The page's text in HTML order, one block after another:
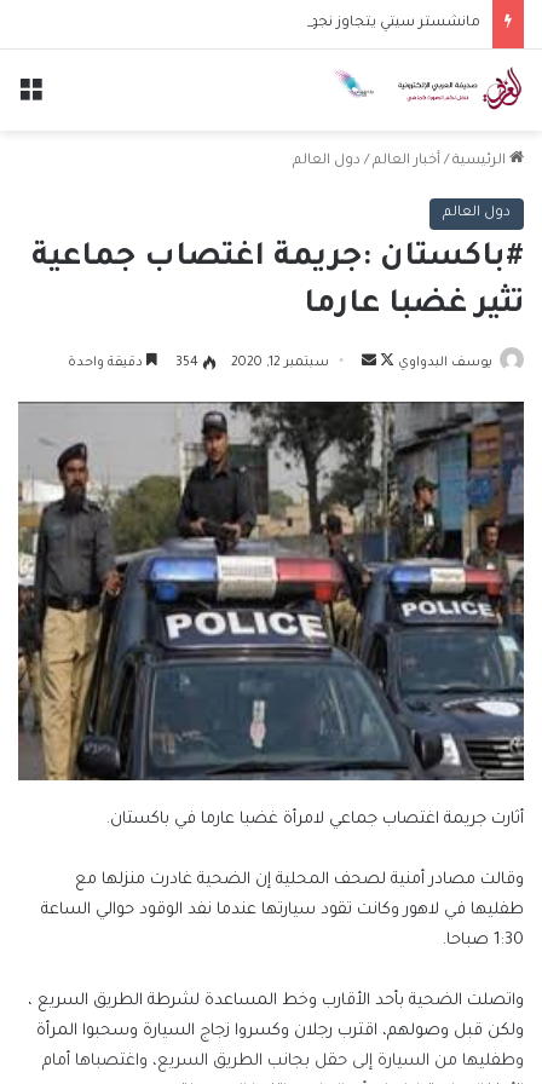
الرئيسية / أخبار العالم / دول العالم
دول العالم
#باكستان :جريمة اغتصاب جماعية
تثير غضبا عارما
يوسف البدواوي
تابع
X
أرسل
إلكترونيا
سبتمبر 12, 2020 354 دقيقة واحدة
أثارت جريمة اغتصاب جماعي لامرأة غضبا عارما في باكستان.
وقالت مصادر أمنية لصحف المحلية إن الضحية غادرت منزلها مع
طفليها في لاهور وكانت تقود سيارتها عندما نفد الوقود حوالي الساعة
1:30 صباحا.
واتصلت الضحية بأحد الأقارب وخط المساعدة لشرطة الطريق السريع ،
ولكن قبل وصولهم، اقترب رجلان وكسروا زجاج السيارة وسحبوا المرأة
وطفليها من السيارة إلى حقل بجانب الطريق السريع، واغتصباها أمام